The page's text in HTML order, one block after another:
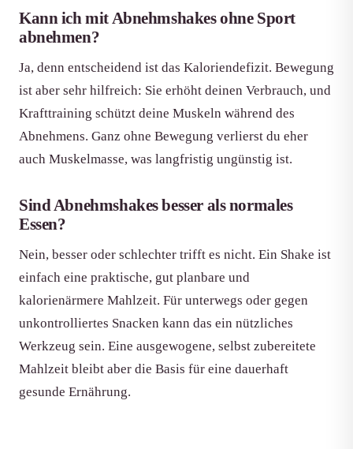
Kann ich mit Abnehmshakes ohne Sport
abnehmen?
Ja, denn entscheidend ist das Kaloriendefizit. Bewegung
ist aber sehr hilfreich: Sie erhöht deinen Verbrauch, und
Krafttraining schützt deine Muskeln während des
Abnehmens. Ganz ohne Bewegung verlierst du eher
auch Muskelmasse, was langfristig ungünstig ist.
Sind Abnehmshakes besser als normales
Essen?
Nein, besser oder schlechter trifft es nicht. Ein Shake ist
einfach eine praktische, gut planbare und
kalorienärmere Mahlzeit. Für unterwegs oder gegen
unkontrolliertes Snacken kann das ein nützliches
Werkzeug sein. Eine ausgewogene, selbst zubereitete
Mahlzeit bleibt aber die Basis für eine dauerhaft
gesunde Ernährung.